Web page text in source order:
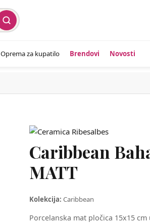
Oprema za kupatilo Brendovi Novosti
Caribbean
MATT
Kolekcija: Caribbean
Porcelanska mat pločica 15x15